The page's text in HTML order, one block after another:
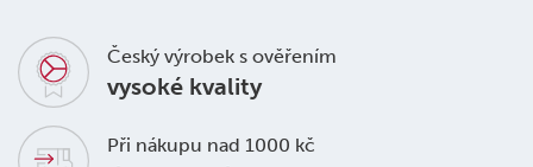
Český výrobek s ověřením
vysoké kvality
Při nákupu nad 1000 kč